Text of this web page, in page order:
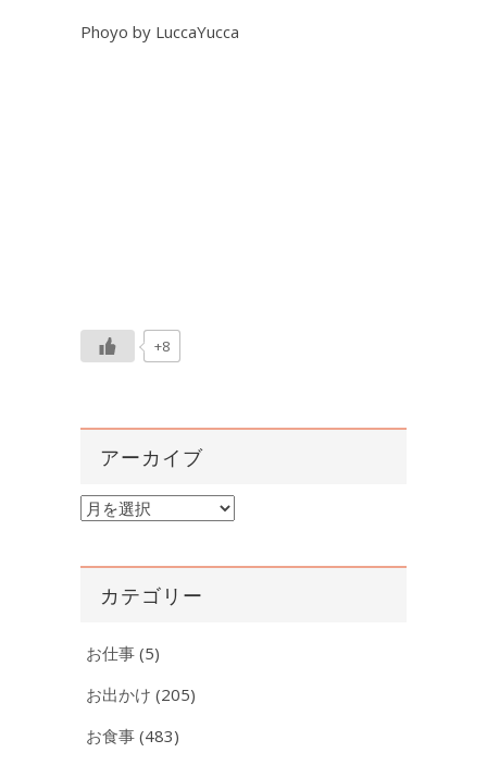
Phoyo by LuccaYucca
+8
アーカイブ
ア
カ
カテゴリー
お仕事 (5)
お出かけ (205)
お食事 (483)